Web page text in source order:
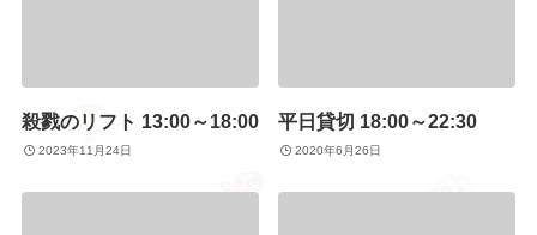
殺戮のリフト 13:00～18:00
2023年11月24日
平日貸切 18:00～22:30
2020年6月26日